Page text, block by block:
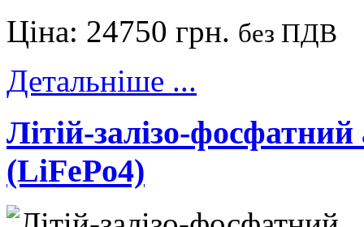
Ціна: 24750 грн. без ПДВ
Детальніше ...
Літій-залізо-
(LiFePo4)